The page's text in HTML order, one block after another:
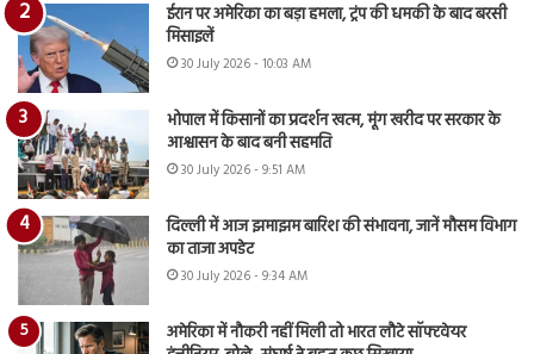
ईरान पर अमेरिका का बड़ा हमला, ट्रंप की धमकी के बाद बरसी
मिसाइलें
30 July 2026 - 10:03 AM
भोपाल में किसानों का प्रदर्शन खत्म, मूंग खरीद पर सरकार के
आश्वासन के बाद बनी सहमति
30 July 2026 - 9:51 AM
दिल्ली में आज झमाझम बारिश की संभावना, जानें मौसम विभाग
का ताजा अपडेट
30 July 2026 - 9:34 AM
अमेरिका में नौकरी नहीं मिली तो भारत लौटे सॉफ्टवेयर